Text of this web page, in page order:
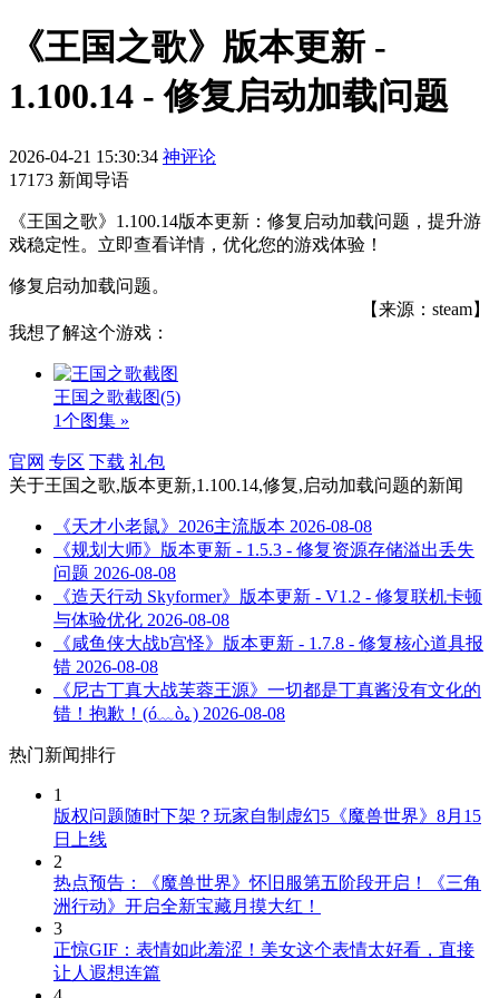
《王国之歌》版本更新 -
1.100.14 - 修复启动加载问题
2026-04-21 15:30:34 神评论
17173 新闻导语
《王国之歌》1.100.14版本更新：修复启动加载问题，提升游
戏稳定性。立即查看详情，优化您的游戏体验！
修复启动加载问题。
【来源：steam】
我想了解这个游戏：
王国之歌截图(5)
1个图集 »
官网 专区 下载 礼包
关于王国之歌,版本更新,1.100.14,修复,启动加载问题的新闻
《天才小老鼠》2026主流版本 2026-08-08
《规划大师》版本更新 - 1.5.3 - 修复资源存储溢出丢失
问题 2026-08-08
《造天行动 Skyformer》版本更新 - V1.2 - 修复联机卡顿
与体验优化 2026-08-08
《咸鱼侠大战b宫怪》版本更新 - 1.7.8 - 修复核心道具报
错 2026-08-08
《尼古丁真大战芙蓉王源》一切都是丁真酱没有文化的
错！抱歉！(ó﹏ò｡) 2026-08-08
热门新闻排行
1
版权问题随时下架？玩家自制虚幻5《魔兽世界》8月15
日上线
2
热点预告：《魔兽世界》怀旧服第五阶段开启！《三角
洲行动》开启全新宝藏月摸大红！
3
正惊GIF：表情如此羞涩！美女这个表情太好看，直接
让人遐想连篇